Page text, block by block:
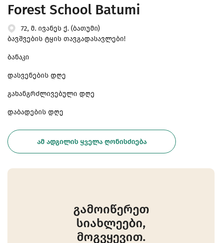
Forest School Batumi
72, მ. ივანეს ქ. (ბათუმი)
ბავშვების ტყის თავგადასავლები!
ბანაკი
დასვენების დღე
გახანგრძლივებული დღე
დაბადების დღე
ᲐᲛ ᲐᲓᲒᲘᲚᲘᲡ ᲧᲕᲔᲚᲐ ᲦᲝᲜᲘᲡᲫᲘᲔᲑᲐ
გამოიწერეთ
სიახლეები,
მოგვყევით.